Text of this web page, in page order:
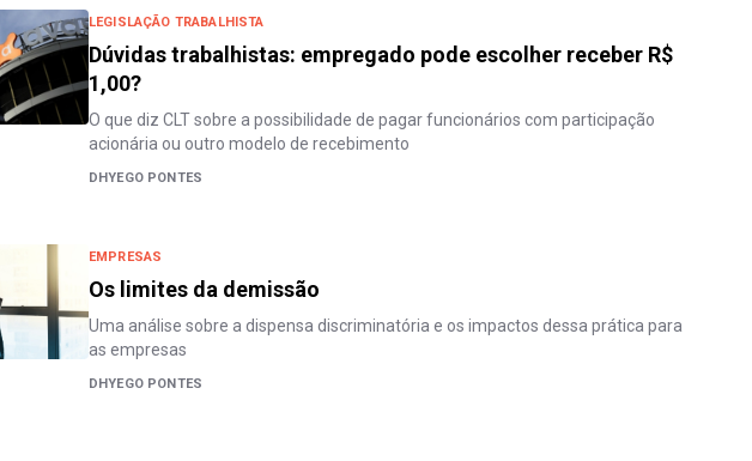
LEGISLAÇÃO TRABALHISTA
Dúvidas trabalhistas: empregado pode escolher receber R$
1,00?
O que diz CLT sobre a possibilidade de pagar funcionários com participação
acionária ou outro modelo de recebimento
DHYEGO PONTES
EMPRESAS
Os limites da demissão
Uma análise sobre a dispensa discriminatória e os impactos dessa prática para
as empresas
DHYEGO PONTES